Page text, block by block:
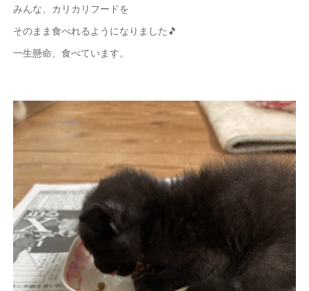
みんな、カリカリフードを
そのまま食べれるようになりました🎵
一生懸命、食べています。